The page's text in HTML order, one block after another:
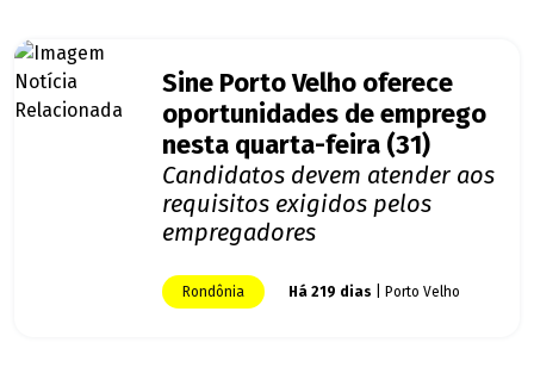
Sine Porto Velho oferece
oportunidades de emprego
nesta quarta-feira (31)
Candidatos devem atender aos
requisitos exigidos pelos
empregadores
Rondônia Há 219 dias | Porto Velho